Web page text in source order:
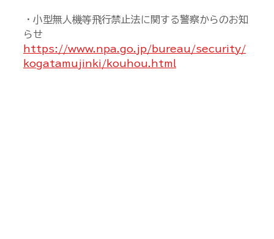
・小型無人機等飛行禁止法に関する警察からのお知
らせ
https://www.npa.go.jp/bureau/security/
kogatamujinki/kouhou.html